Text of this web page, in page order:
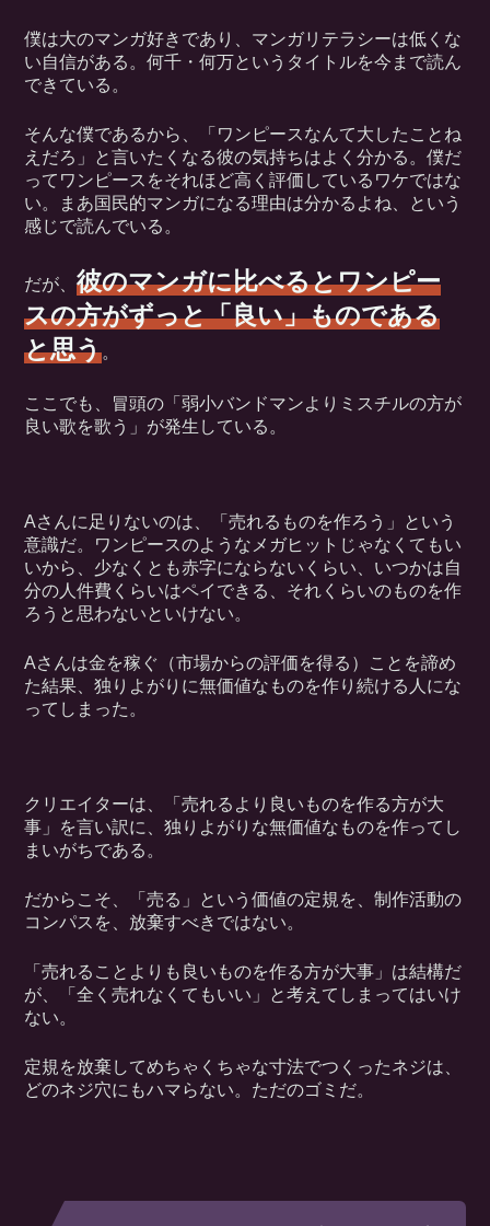
僕は大のマンガ好きであり、マンガリテラシーは低くな
い自信がある。何千・何万というタイトルを今まで読ん
できている。
そんな僕であるから、「ワンピースなんて大したことね
えだろ」と言いたくなる彼の気持ちはよく分かる。僕だ
ってワンピースをそれほど高く評価しているワケではな
い。まあ国民的マンガになる理由は分かるよね、という
感じで読んでいる。
だが、彼のマンガに比べるとワンピー
スの方がずっと「良い」ものである
と思う。
ここでも、冒頭の「弱小バンドマンよりミスチルの方が
良い歌を歌う」が発生している。
Aさんに足りないのは、「売れるものを作ろう」という
意識だ。ワンピースのようなメガヒットじゃなくてもい
いから、少なくとも赤字にならないくらい、いつかは自
分の人件費くらいはペイできる、それくらいのものを作
ろうと思わないといけない。
Aさんは金を稼ぐ（市場からの評価を得る）ことを諦め
た結果、独りよがりに無価値なものを作り続ける人にな
ってしまった。
クリエイターは、「売れるより良いものを作る方が大
事」を言い訳に、独りよがりな無価値なものを作ってし
まいがちである。
だからこそ、「売る」という価値の定規を、制作活動の
コンパスを、放棄すべきではない。
「売れることよりも良いものを作る方が大事」は結構だ
が、「全く売れなくてもいい」と考えてしまってはいけ
ない。
定規を放棄してめちゃくちゃな寸法でつくったネジは、
どのネジ穴にもハマらない。ただのゴミだ。